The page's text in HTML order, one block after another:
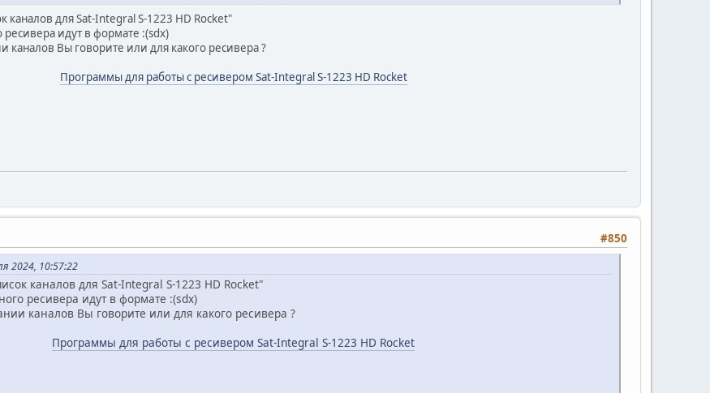
каналов для Sat-Integral S-1223 HD Rocket"
ресивера идут в формате :(sdx)
каналов Вы говорите или для какого ресивера ?
Программы для работы с ресивером Sat-Integral S-1223 HD Rocket
#850
2024, 10:57:22
каналов для Sat-Integral S-1223 HD Rocket"
ресивера идут в формате :(sdx)
каналов Вы говорите или для какого ресивера ?
Программы для работы с ресивером Sat-Integral S-1223 HD Rocket